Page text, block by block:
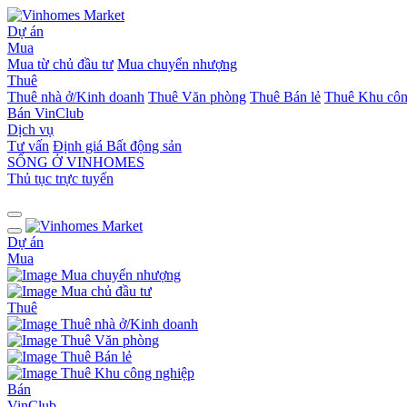
Dự án
Mua
Mua từ chủ đầu tư Mua chuyển nhượng
Thuê
Thuê nhà ở/Kinh doanh Thuê Văn phòng Thuê Bán lẻ Thuê Khu
Bán VinClub
Dịch vụ
Tư vấn Định giá Bất động sản
SỐNG Ở VINHOMES
Thủ tục trực tuyến
Dự án
Mua
Mua chuyển nhượng
Mua chủ đầu tư
Thuê
Thuê nhà ở/Kinh doanh
Thuê Văn phòng
Thuê Bán lẻ
Thuê Khu công nghiệp
Bán